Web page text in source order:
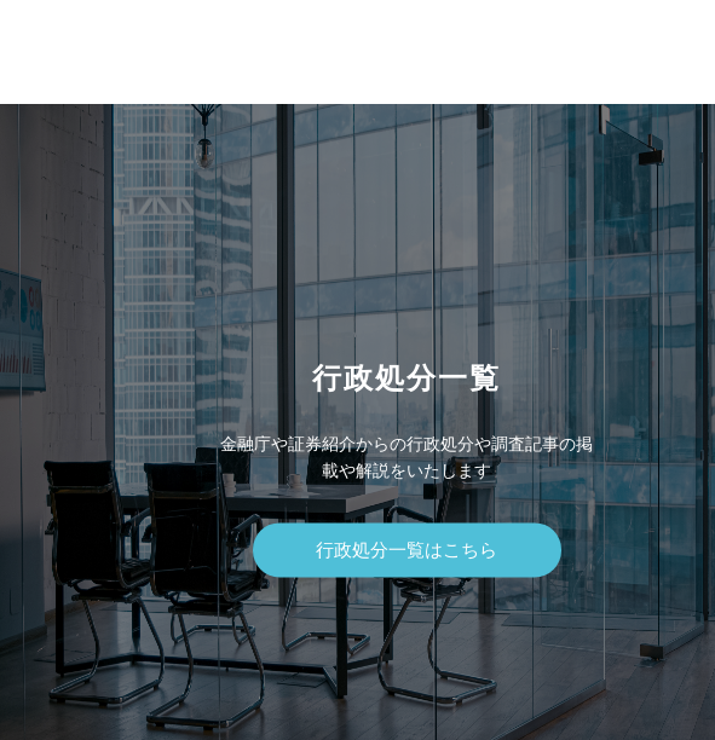
行政処分一覧
金融庁や証券紹介からの行政処分や調査記事の掲
載や解説をいたします
行政処分一覧はこちら